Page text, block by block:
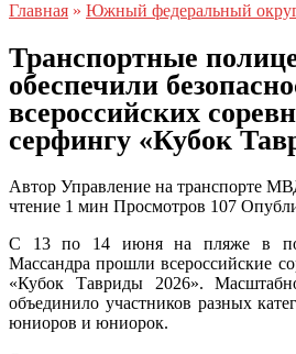
Главная » Южный федеральный
Транспортные
обеспечили
всероссийских
серфингу «Кубок
Автор Управление на транспорте
чтение 1 мин Просмотров 107
С 13 по 14 июня на пляже в
Массандра прошли всероссийские
«Кубок Тавриды 2026».
объединило участников разных
юниоров и юниорок.